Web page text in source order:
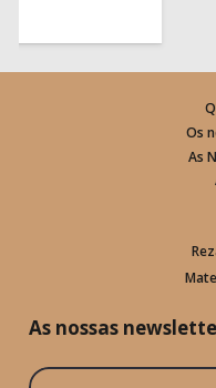
Os
As
As nossas